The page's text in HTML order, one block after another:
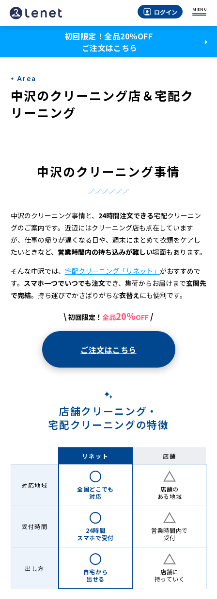
中
沢
ク
リ
ー
配
ク
リ
ー
ニ
ログイン MENU
初回限定！全品20％OFF
ご注文はこちら
Area
中沢のクリーニング店＆宅配ク
リーニング
中沢のクリーニング事情
中沢のクリーニング事情と、 24時間注文できる宅配クリーニン
グのご案内です。近辺にはクリーニング店も点在しています
が、仕事の帰りが遅くなる日や、週末にまとめて衣類をケアし
たいときなど、 営業時間内の持ち込みが難しい場面もあります。
そんな中沢では、 宅配クリーニング「リネット」 がおすすめで
す。 スマホ一つでいつでも注文でき、集荷からお届けまで玄関先
で完結。持ち運びでかさばりがちな衣替えにも便利です。
\ 初回限定！ 全品20%OFF /
ご注文はこちら
店舗クリーニング・
宅配クリーニングの特徴
リネット 店舗
対応地域
全国どこでも
対応
店舗の
ある地域
受付時間
24時間
スマホで受付
営業時間内で
受付
出し方
自宅から
出せる
店舗に
持っていく